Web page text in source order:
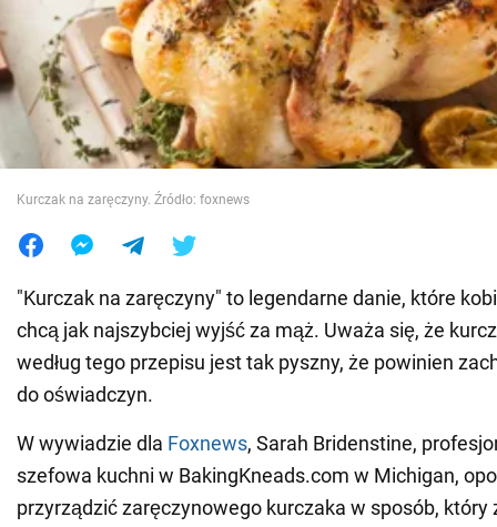
Wojna na Ukrainie
Świat
Jedzenie
Kurczak na zaręczyny. Źródło: foxnews
"Kurczak na zaręczyny" to legendarne danie, które
chcą jak najszybciej wyjść za mąż. Uważa się, że
według tego przepisu jest tak pyszny, że powinien
do oświadczyn.
W wywiadzie dla Foxnews, Sarah Bridenstine,
szefowa kuchni w BakingKneads.com w Michigan,
przyrządzić zaręczynowego kurczaka w sposób, który